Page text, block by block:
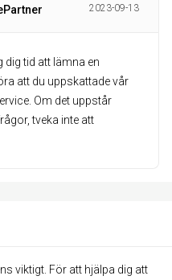
viktigt. För att hjälpa dig att
2023-09-13
dig tid att lämna en
att du uppskattade vår
Om det uppstår
tveka inte att